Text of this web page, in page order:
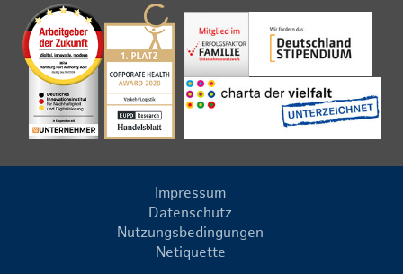
Impressum
Datenschutz
Nutzungsbedingungen
Netiquette